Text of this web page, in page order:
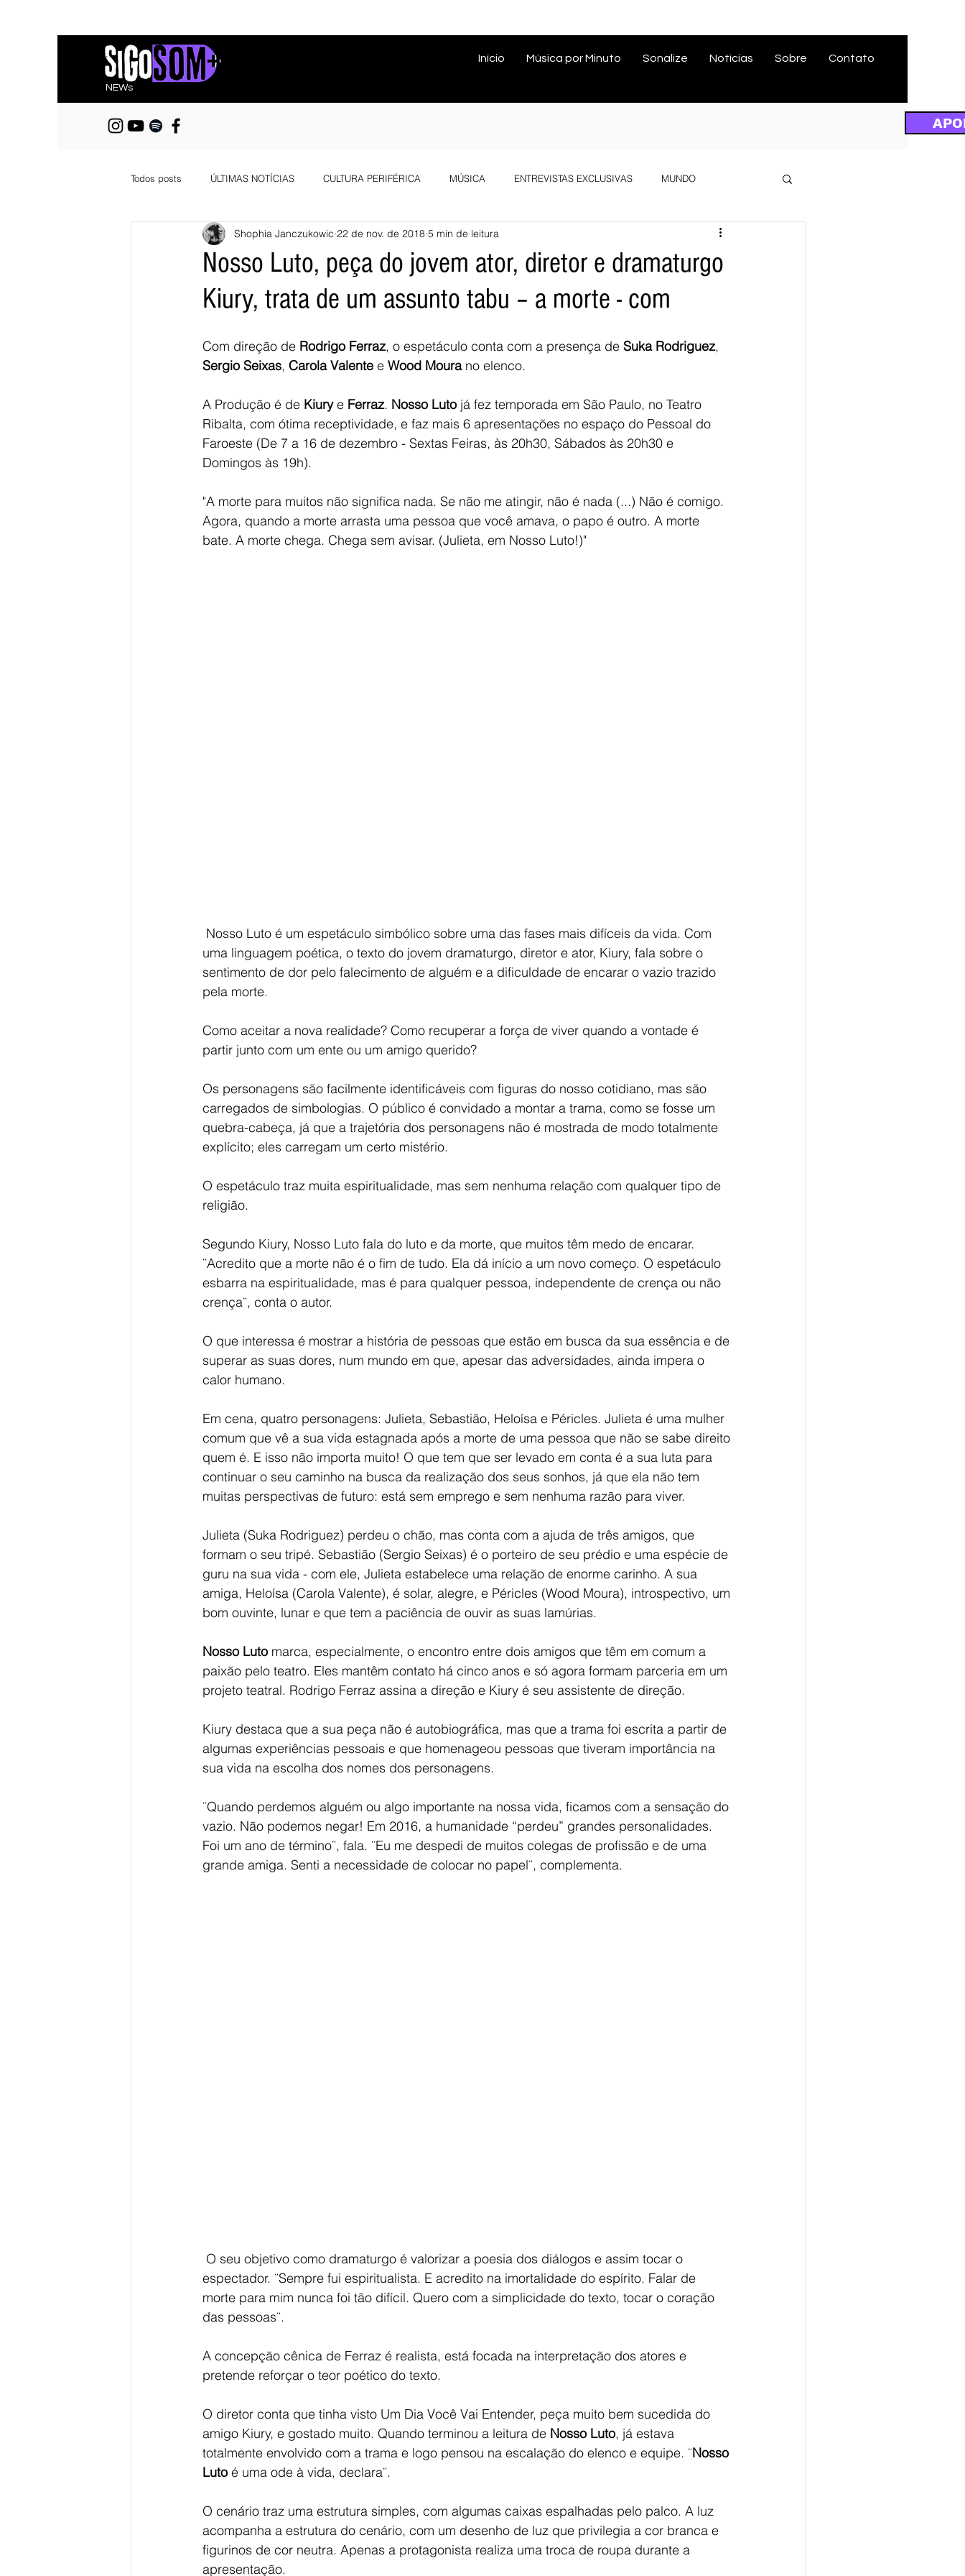
NEWs
Início Música por Minuto Sonalize Notícias Sobre Contato
Todos posts ÚLTIMAS NOTÍCIAS CULTURA PERIFÉRICA MÚSICA ENTREVISTAS EXCLUSIVAS MUNDO
Nosso Luto, peça do jovem ator, diretor e dramaturgo
Kiury, trata de um assunto tabu – a morte - com
Shophia Janczukowic 22 de nov. de 2018 5 min de leitura
Com direção de Rodrigo Ferraz, o espetáculo conta com a presença de Suka Rodriguez,
Sergio Seixas, Carola Valente e Wood Moura no elenco.
A Produção é de Kiury e Ferraz. Nosso Luto já fez temporada em São Paulo, no Teatro
Ribalta, com ótima receptividade, e faz mais 6 apresentações no espaço do Pessoal do
Faroeste (De 7 a 16 de dezembro - Sextas Feiras, às 20h30, Sábados às 20h30 e
Domingos às 19h).
"A morte para muitos não significa nada. Se não me atingir, não é nada (...) Não é comigo.
Agora, quando a morte arrasta uma pessoa que você amava, o papo é outro. A morte
bate. A morte chega. Chega sem avisar. (Julieta, em Nosso Luto!)"
uma linguagem poética, o texto do jovem dramaturgo, diretor e ator, Kiury, fala sobre o
sentimento de dor pelo falecimento de alguém e a dificuldade de encarar o vazio trazido
pela morte.
Como aceitar a nova realidade? Como recuperar a força de viver quando a vontade é
partir junto com um ente ou um amigo querido?
Os personagens são facilmente identificáveis com figuras do nosso cotidiano, mas são
carregados de simbologias. O público é convidado a montar a trama, como se fosse um
quebra-cabeça, já que a trajetória dos personagens não é mostrada de modo totalmente
explícito; eles carregam um certo mistério.
O espetáculo traz muita espiritualidade, mas sem nenhuma relação com qualquer tipo de
religião.
Segundo Kiury, Nosso Luto fala do luto e da morte, que muitos têm medo de encarar.
¨Acredito que a morte não é o fim de tudo. Ela dá início a um novo começo. O espetáculo
esbarra na espiritualidade, mas é para qualquer pessoa, independente de crença ou não
crença¨, conta o autor.
O que interessa é mostrar a história de pessoas que estão em busca da sua essência e de
superar as suas dores, num mundo em que, apesar das adversidades, ainda impera o
calor humano.
Em cena, quatro personagens: Julieta, Sebastião, Heloísa e Péricles. Julieta é uma mulher
comum que vê a sua vida estagnada após a morte de uma pessoa que não se sabe direito
quem é. E isso não importa muito! O que tem que ser levado em conta é a sua luta para
continuar o seu caminho na busca da realização dos seus sonhos, já que ela não tem
muitas perspectivas de futuro: está sem emprego e sem nenhuma razão para viver.
Julieta (Suka Rodriguez) perdeu o chão, mas conta com a ajuda de três amigos, que
formam o seu tripé. Sebastião (Sergio Seixas) é o porteiro de seu prédio e uma espécie de
guru na sua vida - com ele, Julieta estabelece uma relação de enorme carinho. A sua
amiga, Heloísa (Carola Valente), é solar, alegre, e Péricles (Wood Moura), introspectivo, um
bom ouvinte, lunar e que tem a paciência de ouvir as suas lamúrias.
Nosso Luto marca, especialmente, o encontro entre dois amigos que têm em comum a
paixão pelo teatro. Eles mantêm contato há cinco anos e só agora formam parceria em um
projeto teatral. Rodrigo Ferraz assina a direção e Kiury é seu assistente de direção.
Kiury destaca que a sua peça não é autobiográfica, mas que a trama foi escrita a partir de
algumas experiências pessoais e que homenageou pessoas que tiveram importância na
sua vida na escolha dos nomes dos personagens.
¨Quando perdemos alguém ou algo importante na nossa vida, ficamos com a sensação do
vazio. Não podemos negar! Em 2016, a humanidade “perdeu” grandes personalidades.
Foi um ano de término¨, fala. ¨Eu me despedi de muitos colegas de profissão e de uma
grande amiga. Senti a necessidade de colocar no papel¨, complementa.
espectador. ¨Sempre fui espiritualista. E acredito na imortalidade do espírito. Falar de
morte para mim nunca foi tão difícil. Quero com a simplicidade do texto, tocar o coração
das pessoas¨.
A concepção cênica de Ferraz é realista, está focada na interpretação dos atores e
pretende reforçar o teor poético do texto.
O diretor conta que tinha visto Um Dia Você Vai Entender, peça muito bem sucedida do
amigo Kiury, e gostado muito. Quando terminou a leitura de Nosso Luto, já estava
totalmente envolvido com a trama e logo pensou na escalação do elenco e equipe. ¨Nosso
Luto é uma ode à vida, declara¨.
O cenário traz uma estrutura simples, com algumas caixas espalhadas pelo palco. A luz
acompanha a estrutura do cenário, com um desenho de luz que privilegia a cor branca e
figurinos de cor neutra. Apenas a protagonista realiza uma troca de roupa durante a
apresentação.